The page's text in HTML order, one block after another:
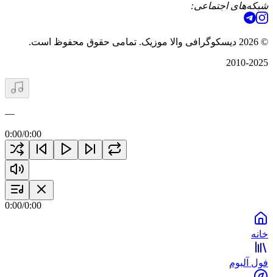
شبکه‌های اجتماعی:
©
2026 دیسکوگرافی والا موزیک. تمامی حقوق محفوظ است.
2010-2025
—
0:00/0:00
0:00/0:00
خانه
فول آلبوم